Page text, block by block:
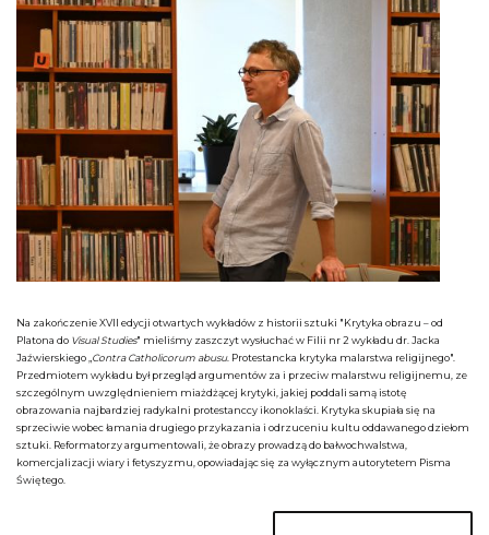
Na zakończenie XVII edycji otwartych wykładów z historii sztuki "Krytyka obrazu – od
Platona do Visual Studies" mieliśmy zaszczyt wysłuchać w Filii nr 2 wykładu dr. Jacka
Jaźwierskiego „ Contra Catholicorum abusu. Protestancka krytyka malarstwa religijnego".
Przedmiotem wykładu był przegląd argumentów za i przeciw malarstwu religijnemu, ze
szczególnym uwzględnieniem miażdżącej krytyki, jakiej poddali samą istotę
obrazowania najbardziej radykalni protestanccy ikonoklaści. Krytyka skupiała się na
sprzeciwie wobec łamania drugiego przykazania i odrzuceniu kultu oddawanego dziełom
sztuki. Reformatorzy argumentowali, że obrazy prowadzą do bałwochwalstwa,
komercjalizacji wiary i fetyszyzmu, opowiadając się za wyłącznym autorytetem Pisma
Świętego.